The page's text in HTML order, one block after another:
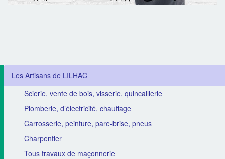
Les Artisans de LILHAC
Scierie, vente de bois, visserie, quincaillerie
Plomberie, d’électricité, chauffage
Carrosserie, peinture, pare-brise, pneus
Charpentier
Tous travaux de maçonnerie